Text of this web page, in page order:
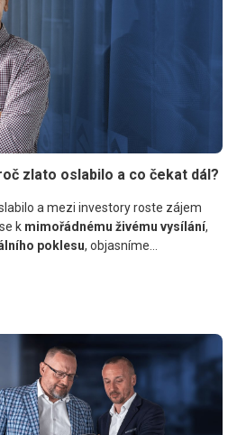
zlato oslabilo a co čekat dál?
a mezi investory roste zájem
k mimořádnému živému vysílání,
poklesu, objasníme